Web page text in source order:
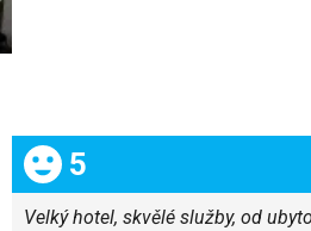
Celkom:
5
Velký hotel, skvělé služby, od